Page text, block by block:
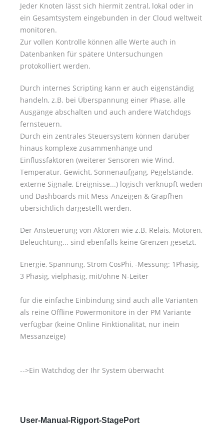
Jeder Knoten lässt sich hiermit zentral, lokal oder in
ein Gesamtsystem eingebunden in der Cloud weltweit
monitoren.
Zur vollen Kontrolle können alle Werte auch in
Datenbanken für spätere Untersuchungen
protokolliert werden.
Durch internes Scripting kann er auch eigenständig
handeln, z.B. bei Überspannung einer Phase, alle
Ausgänge abschalten und auch andere Watchdogs
fernsteuern.
Durch ein zentrales Steuersystem können darüber
hinaus komplexe zusammenhänge und
Einflussfaktoren (weiterer Sensoren wie Wind,
Temperatur, Gewicht, Sonnenaufgang, Pegelstände,
externe Signale, Ereignisse...) logisch verknüpft weden
und Dashboards mit Mess-Anzeigen & Grapfhen
übersichtlich dargestellt werden.
Der Ansteuerung von Aktoren wie z.B. Relais, Motoren,
Beleuchtung... sind ebenfalls keine Grenzen gesetzt.
Energie, Spannung, Strom CosPhi, -Messung: 1Phasig,
3 Phasig, vielphasig, mit/ohne N-Leiter
für die einfache Einbindung sind auch alle Varianten
als reine Offline Powermonitore in der PM Variante
verfügbar (keine Online Finktionalität, nur inein
Messanzeige)
-->Ein Watchdog der Ihr System überwacht
User-Manual-Rigport-StagePort